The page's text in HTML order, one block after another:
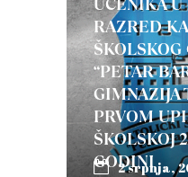
RAZRED
ŠKOLSKOG
“PETAR
GIMNAZIJA
PRVOM
ŠKOLSKOJ
GODINI
2 srpnja,